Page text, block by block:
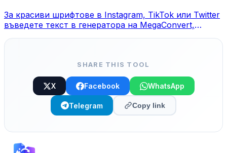
За красиви шрифтове в Instagram, TikTok или Twitter
въведете текст в генератора на MegaConvert,
SHARE THIS TOOL
X Facebook WhatsApp
Telegram Copy link